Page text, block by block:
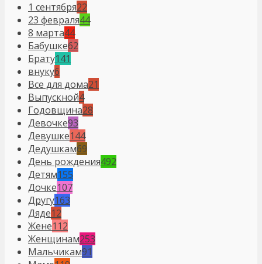
1 сентября22
23 февраля44
8 марта44
Бабушке62
Брату141
внуку6
Все для дома21
Выпускной4
Годовщина28
Девочке93
Девушке144
Дедушкам69
День рождения492
Детям155
Дочке107
Другу163
Дяде12
Жене112
Женщинам253
Мальчикам91